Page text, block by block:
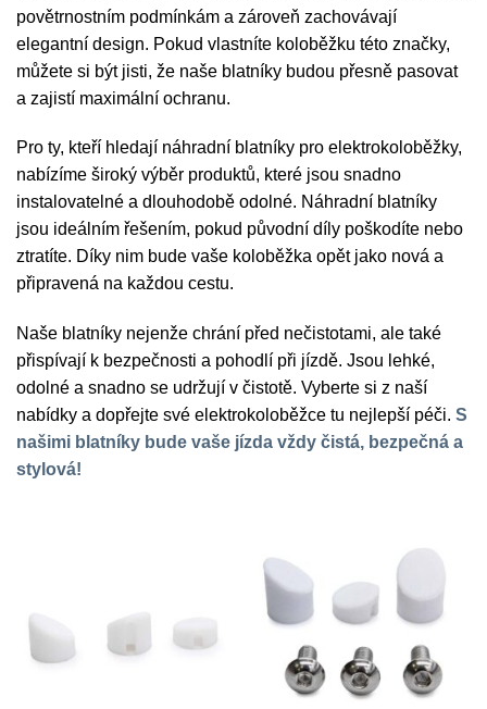
povětrnostním podmínkám a zároveň zachovávají
elegantní design. Pokud vlastníte koloběžku této značky,
můžete si být jisti, že naše blatníky budou přesně pasovat
a zajistí maximální ochranu.
Pro ty, kteří hledají náhradní blatníky pro elektrokoloběžky,
nabízíme široký výběr produktů, které jsou snadno
instalovatelné a dlouhodobě odolné. Náhradní blatníky
jsou ideálním řešením, pokud původní díly poškodíte nebo
ztratíte. Díky nim bude vaše koloběžka opět jako nová a
připravená na každou cestu.
Naše blatníky nejenže chrání před nečistotami, ale také
přispívají k bezpečnosti a pohodlí při jízdě. Jsou lehké,
odolné a snadno se udržují v čistotě. Vyberte si z naší
nabídky a dopřejte své elektrokoloběžce tu nejlepší péči. S
našimi blatníky bude vaše jízda vždy čistá, bezpečná a
stylová!